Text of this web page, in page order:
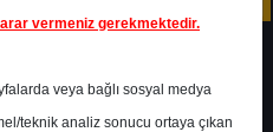
vermeniz gerekmektedir.
veya bağlı sosyal medya
teknik analiz sonucu ortaya çıkan